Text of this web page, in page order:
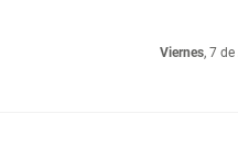
Viernes, 7